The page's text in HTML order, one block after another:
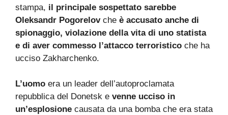
stampa, il principale sospettato sarebbe
Oleksandr Pogorelovche è accusato anche di
spionaggio, violazione della vita di uno statista
e di aver commesso l’attacco terroristico che ha
ucciso Zakharchenko.
L’uomo era un leader dell’autoproclamata
repubblica del Donetsk e venne ucciso in
un’esplosione causata da una bomba che era stata